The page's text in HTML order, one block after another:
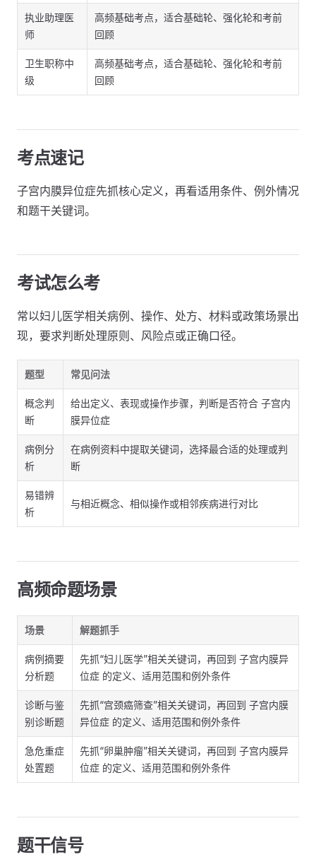
执业助理医
师
高频基础考点，适合基础轮、强化轮和考前
回顾
卫生职称中
级
高频基础考点，适合基础轮、强化轮和考前
回顾
考点速记
子宫内膜异位症先抓核心定义，再看适用条件、例外情况
和题干关键词。
考试怎么考
常以妇儿医学相关病例、操作、处方、材料或政策场景出
现，要求判断处理原则、风险点或正确口径。
题型 常见问法
概念判
断
给出定义、表现或操作步骤，判断是否符合 子宫内
膜异位症
病例分
析
在病例资料中提取关键词，选择最合适的处理或判
断
易错辨
析
与相近概念、相似操作或相邻疾病进行对比
高频命题场景
场景 解题抓手
病例摘要
分析题
先抓“妇儿医学”相关关键词，再回到 子宫内膜异
位症 的定义、适用范围和例外条件
诊断与鉴
别诊断题
先抓“宫颈癌筛查”相关关键词，再回到 子宫内膜
异位症 的定义、适用范围和例外条件
急危重症
处置题
先抓“卵巢肿瘤”相关关键词，再回到 子宫内膜异
位症 的定义、适用范围和例外条件
题干信号